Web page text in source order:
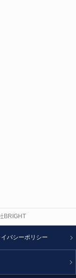
BRIGHT
イバシーポリシー